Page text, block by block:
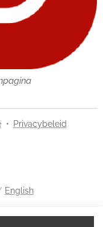
Privacybeleid
English